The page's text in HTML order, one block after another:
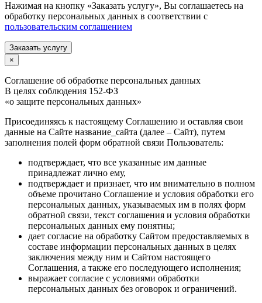
Нажимая на кнопку «Заказать услугу», Вы соглашаетесь на
обработку персональных данных в соответствии с
пользовательским соглашением
Заказать услугу
×
Соглашение об обработке персональных данных
В целях соблюдения 152-ФЗ
«о защите персональных данных»
Присоединяясь к настоящему Соглашению и оставляя свои
данные на Сайте название_сайта (далее – Сайт), путем
заполнения полей форм обратной связи Пользователь:
подтверждает, что все указанные им данные
принадлежат лично ему,
подтверждает и признает, что им внимательно в полном
объеме прочитано Соглашение и условия обработки его
персональных данных, указываемых им в полях форм
обратной связи, текст соглашения и условия обработки
персональных данных ему понятны;
дает согласие на обработку Сайтом предоставляемых в
составе информации персональных данных в целях
заключения между ним и Сайтом настоящего
Соглашения, а также его последующего исполнения;
выражает согласие с условиями обработки
персональных данных без оговорок и ограничений.